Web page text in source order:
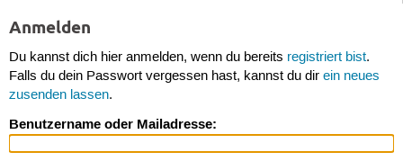
Anmelden
Du kannst dich hier anmelden, wenn du bereits registriert bist.
Falls du dein Passwort vergessen hast, kannst du dir ein neues
zusenden lassen.
Benutzername oder Mailadresse: